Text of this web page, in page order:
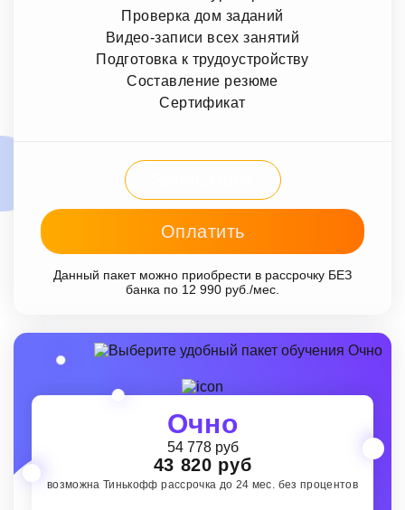
Проверка дом заданий
Видео-записи всех занятий
Подготовка к трудоустройству
Составление резюме
Сертификат
Оплатить
Данный пакет можно приобрести в рассрочку БЕЗ
банка по 12 990 руб./мес.
Очно
54 778 руб
43 820 руб
возможна Тинькофф рассрочка до 24 мес. без процентов